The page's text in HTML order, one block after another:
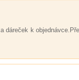
dáreček k